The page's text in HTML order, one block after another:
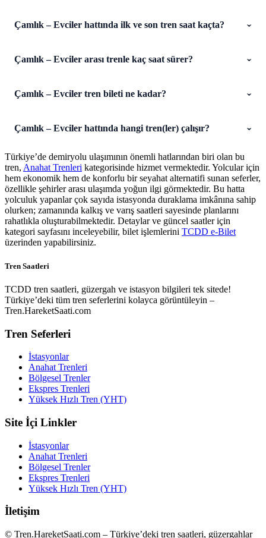
Çamlık – Evciler hattında ilk ve son tren saat kaçta?
Çamlık – Evciler arası trenle kaç saat sürer?
Çamlık – Evciler tren bileti ne kadar?
Çamlık – Evciler hattında hangi tren(ler) çalışır?
Türkiye’de demiryolu ulaşımının önemli hatlarından biri olan bu
tren, Anahat Trenleri kategorisinde hizmet vermektedir. Yolcular için
hem ekonomik hem de konforlu bir seyahat alternatifi sunan seferler,
özellikle şehirler arası ulaşımda yoğun ilgi görmektedir. Bu hatta
yolculuk yapanlar çok sayıda istasyonda duraklama imkânına sahip
olurken; zamanında kalkış ve varış saatleri sayesinde planlarını
rahatlıkla oluşturabilmektedir. Detaylar ve güncel saatler için
kategori sayfasını inceleyebilir, bilet işlemlerini TCDD e-Bilet
üzerinden yapabilirsiniz.
Tren Saatleri
TCDD tren saatleri, güzergah ve istasyon bilgileri tek sitede!
Türkiye’deki tüm tren seferlerini kolayca görüntüleyin –
Tren.HareketSaati.com
Tren Seferleri
İstasyonlar
Anahat Trenleri
Bölgesel Trenler
Ekspres Trenleri
Yüksek Hızlı Tren (YHT)
Site İçi Linkler
İstasyonlar
Anahat Trenleri
Bölgesel Trenler
Ekspres Trenleri
Yüksek Hızlı Tren (YHT)
İletişim
© Tren.HareketSaati.com – Türkiye’deki tren saatleri, güzergahlar